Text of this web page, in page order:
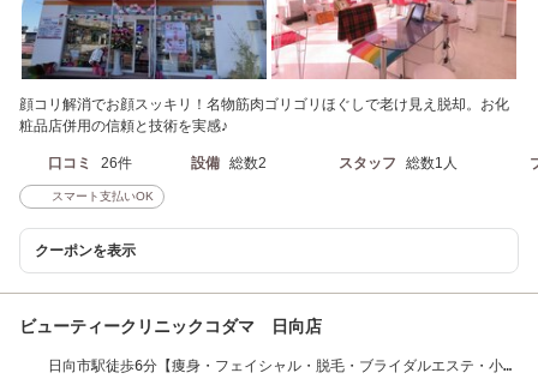
顔コリ解消でお顔スッキリ！名物筋肉ゴリゴリほぐしで老け見え脱却。お化
粧品店併用の信頼と技術を実感♪
口コミ 26件 設備 総数2 スタッフ 総数1人
スマート支払いOK
クーポンを表示
ビューティークリニックコダマ 日向店
日向市駅徒歩6分【痩身・フェイシャル・脱毛・ブライダルエステ・小